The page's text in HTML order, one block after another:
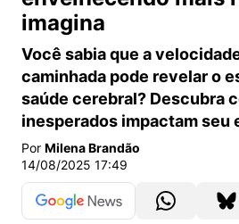
imagina
Você sabia que a
caminhada pode revelar o
saúde cerebral? Descubra
inesperados impactam seu
Por Milena Brandão
14/08/2025 17:49